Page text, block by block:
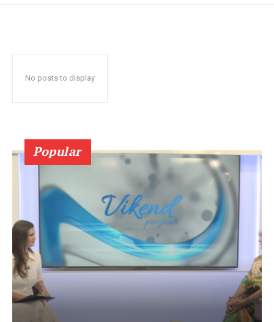
No posts to display
Popular